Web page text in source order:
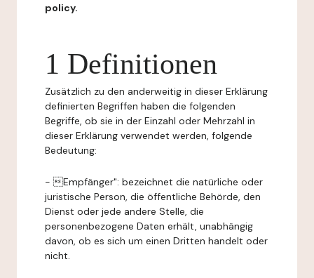
policy.
1 Definitionen
Zusätzlich zu den anderweitig in dieser Erklärung
definierten Begriffen haben die folgenden
Begriffe, ob sie in der Einzahl oder Mehrzahl in
dieser Erklärung verwendet werden, folgende
Bedeutung:
- Empfänger": bezeichnet die natürliche oder
juristische Person, die öffentliche Behörde, den
Dienst oder jede andere Stelle, die
personenbezogene Daten erhält, unabhängig
davon, ob es sich um einen Dritten handelt oder
nicht.